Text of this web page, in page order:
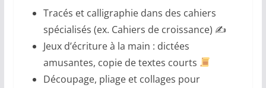
Tracés et calligraphie dans des cahiers
spécialisés (ex. Cahiers de croissance) ✍️
Jeux d’écriture à la main : dictées
amusantes, copie de textes courts
Découpage, pliage et collages pour